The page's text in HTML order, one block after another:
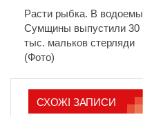
Расти рыбка. В водоемы
Сумщины выпустили 30
тыс. мальков стерляди
(Фото)
СХОЖІ ЗАПИСИ